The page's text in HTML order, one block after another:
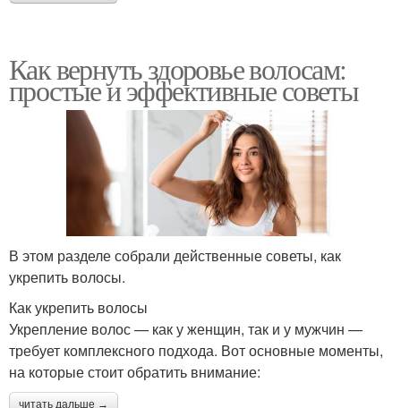
Как вернуть здоровье волосам:
простые и эффективные советы
В этом разделе собрали действенные советы, как
укрепить волосы.
Как укрепить волосы
Укрепление волос — как у женщин, так и у мужчин —
требует комплексного подхода. Вот основные моменты,
на которые стоит обратить внимание:
читать дальше →